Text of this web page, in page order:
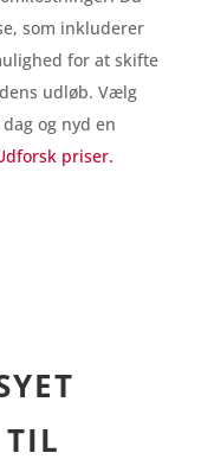
som inkluderer
for at skifte
udløb. Vælg
og nyd en
priser.
TIL